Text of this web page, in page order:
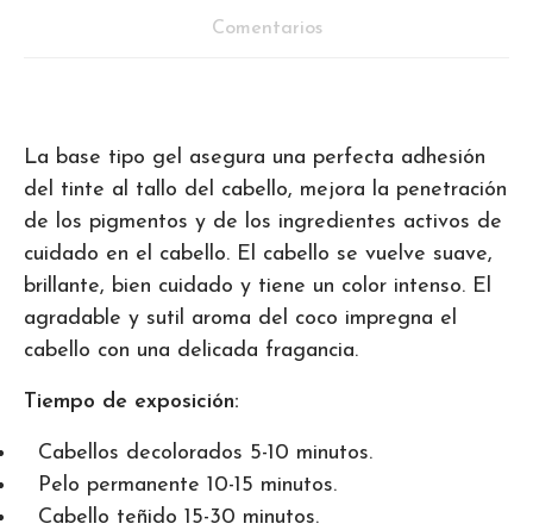
Comentarios
La base tipo gel asegura una perfecta adhesión
del tinte al tallo del cabello, mejora la penetración
de los pigmentos y de los ingredientes activos de
cuidado en el cabello. El cabello se vuelve suave,
brillante, bien cuidado y tiene un color intenso. El
agradable y sutil aroma del coco impregna el
cabello con una delicada fragancia.
Tiempo de exposición:
Cabellos decolorados 5-10 minutos.
Pelo permanente 10-15 minutos.
Cabello teñido 15-30 minutos.